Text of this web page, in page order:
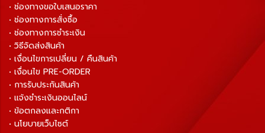
• ช่องทางขอใบเสนอราคา
• ช่องทางการสั่งซื้อ
• ช่องทางการชำระเงิน
• วิธีจัดส่งสินค้า
• เงื่อนไขการเปลี่ยน / คืนสินค้า
• เงื่อนไข PRE-ORDER
• การรับประกันสินค้า
• แจ้งชำระเงินออนไลน์
• ข้อตกลงและกติกา
• นโยบายเว็บไซต์